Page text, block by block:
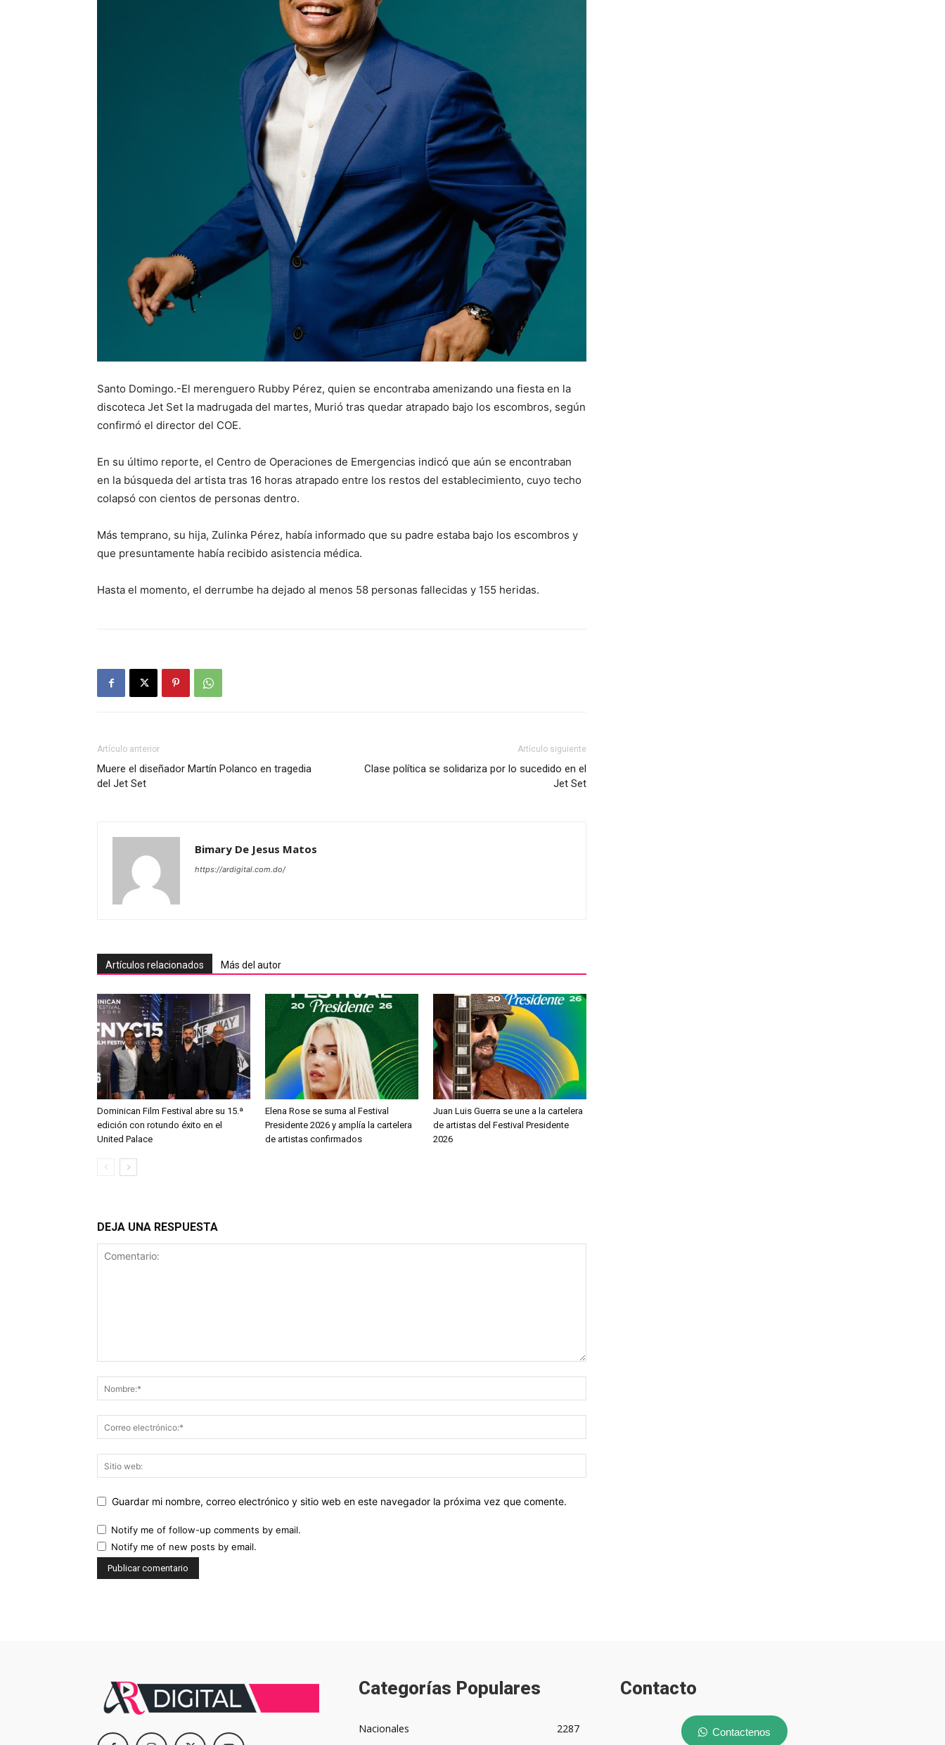
Santo Domingo.-El merenguero Rubby Pérez, quien se encontraba amenizando una fiesta en la
discoteca Jet Set la madrugada del martes, Murió tras quedar atrapado bajo los escombros, según
confirmó el director del COE.
En su último reporte, el Centro de Operaciones de Emergencias indicó que aún se encontraban
en la búsqueda del artista tras 16 horas atrapado entre los restos del establecimiento, cuyo techo
colapsó con cientos de personas dentro.
Más temprano, su hija, Zulinka Pérez, había informado que su padre estaba bajo los escombros y
que presuntamente había recibido asistencia médica.
Hasta el momento, el derrumbe ha dejado al menos 58 personas fallecidas y 155 heridas.
Artículo anterior
Muere el diseñador Martín Polanco en tragedia
del Jet Set
Artículo siguiente
Clase política se solidariza por lo sucedido en el
Jet Set
Bimary De Jesus Matos
https://ardigital.com.do/
Artículos relacionados Más del autor
Dominican Film Festival abre su 15.ª
edición con rotundo éxito en el
United Palace
Elena Rose se suma al Festival
Presidente 2026 y amplía la cartelera
de artistas confirmados
Juan Luis Guerra se une a la cartelera
de artistas del Festival Presidente
2026
DEJA UNA RESPUESTA
Guardar mi nombre, correo electrónico y sitio web en este navegador la próxima vez que comente.
Notify me of follow-up comments by email.
Notify me of new posts by email.
Categorías Populares
Nacionales
2287
Contacto
Contactenos